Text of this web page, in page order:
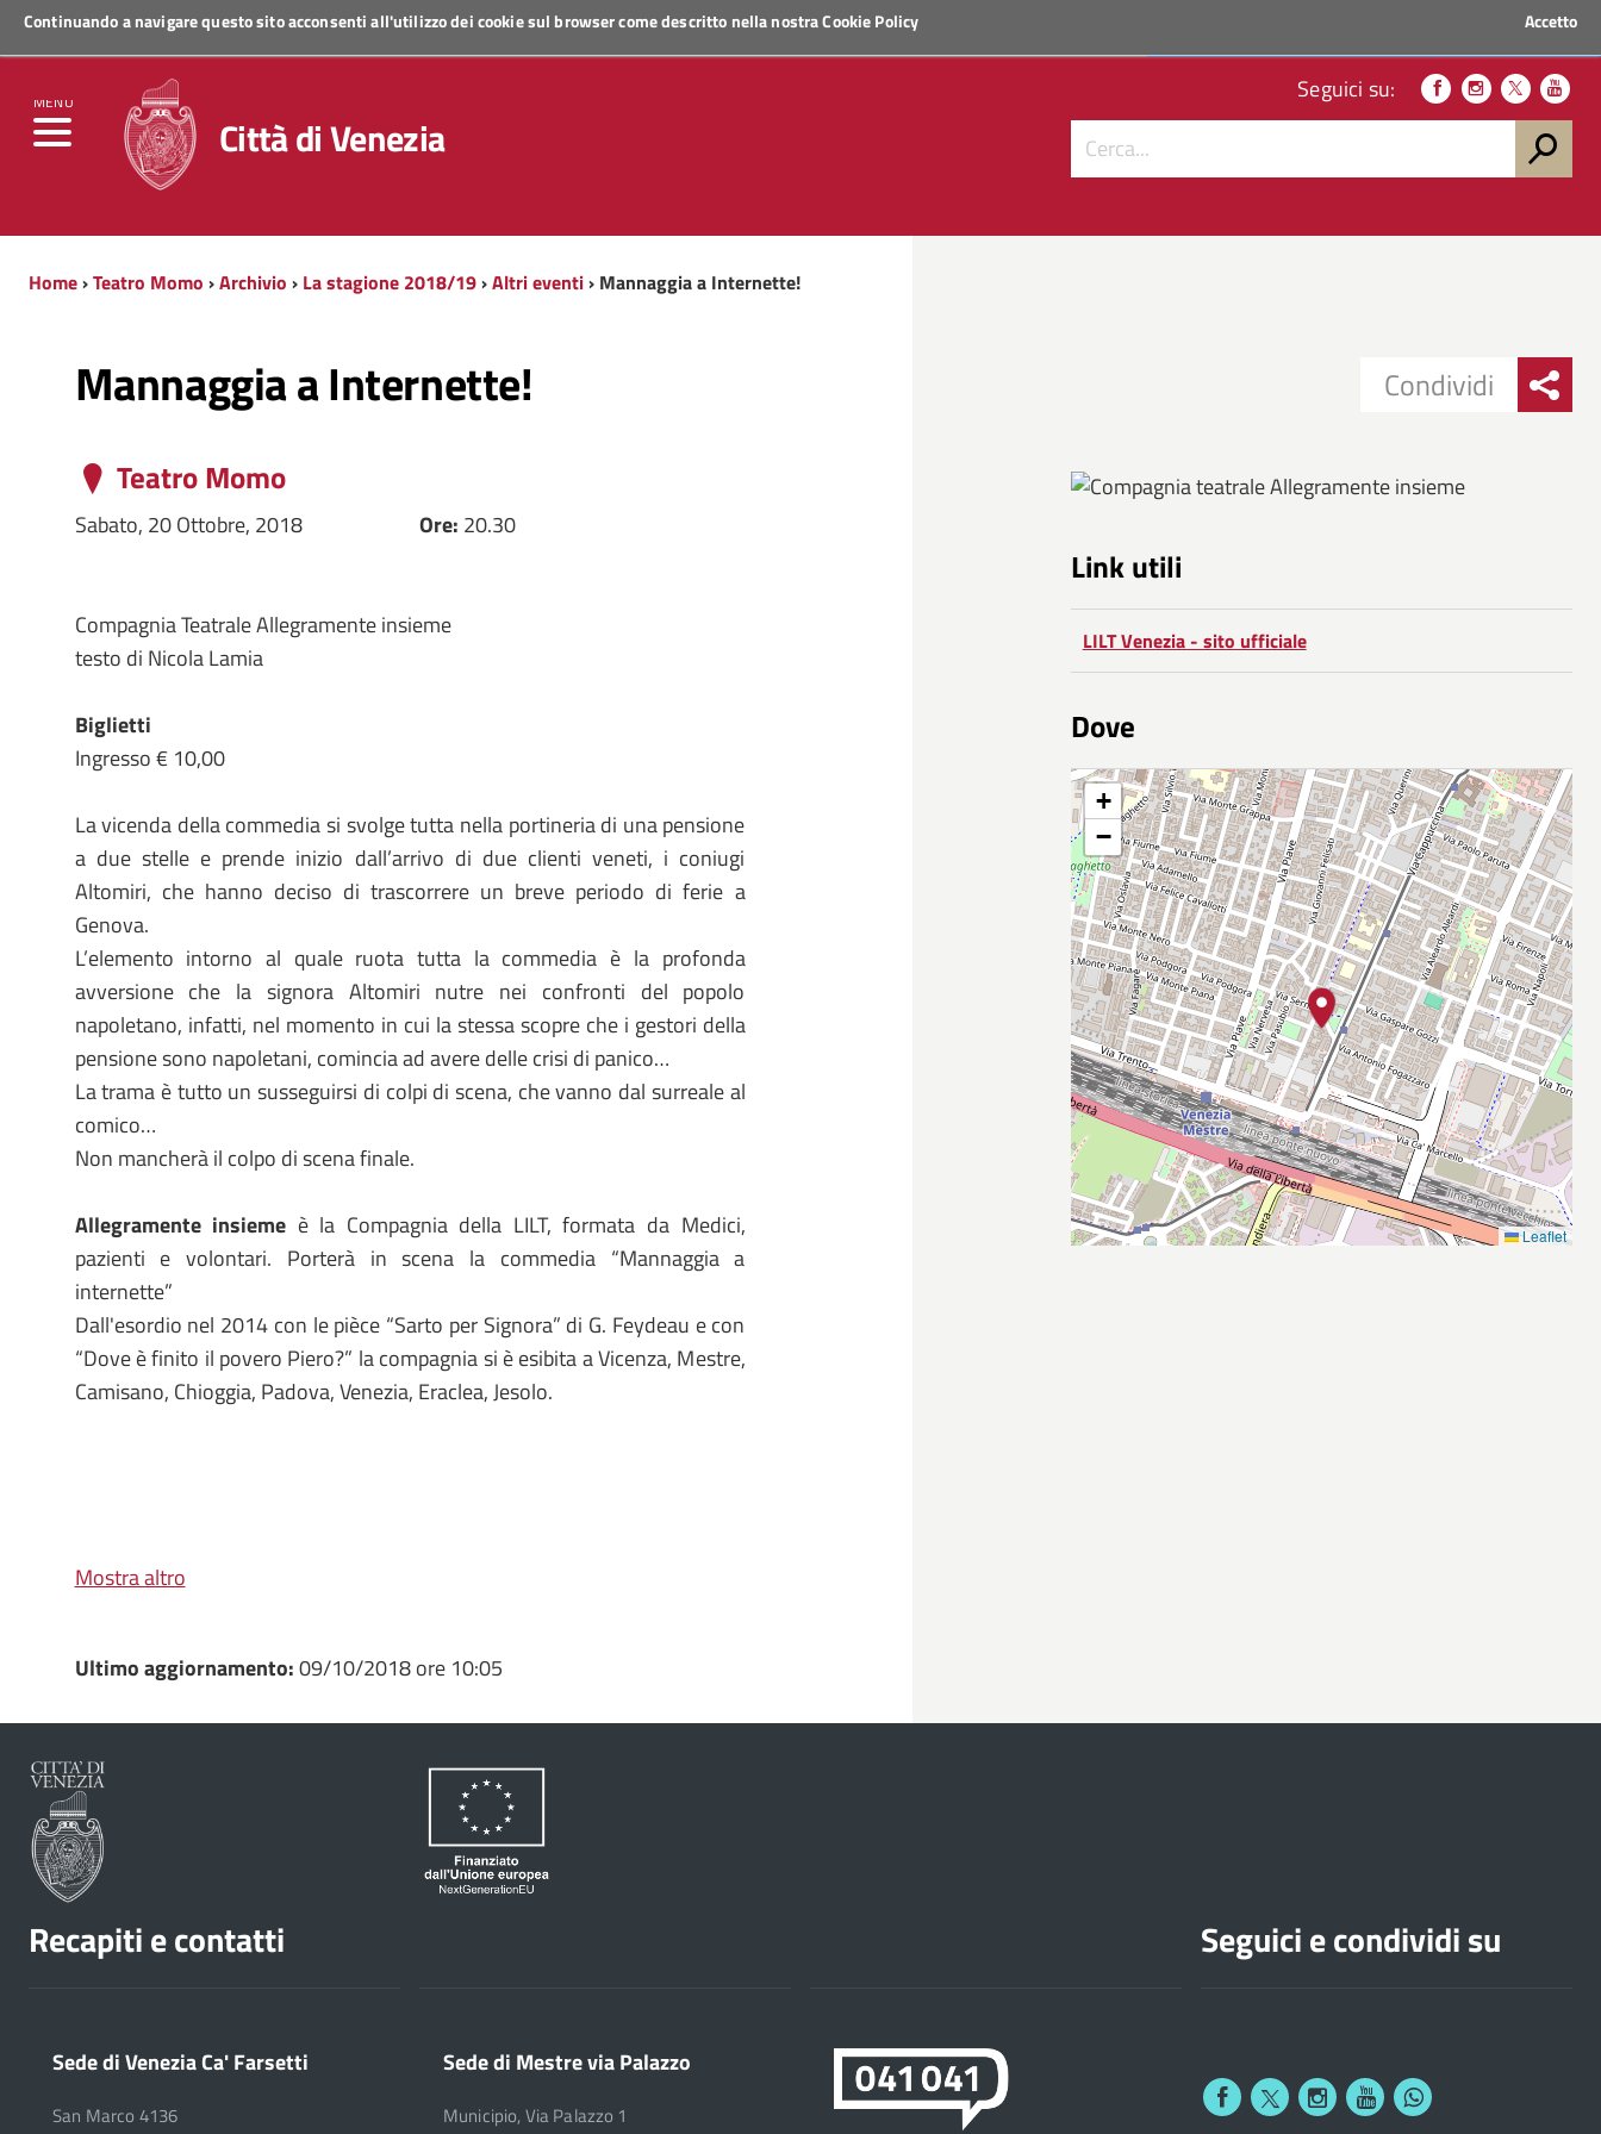
Continuando a navigare questo sito acconsenti all'utilizzo dei cookie sul browser come descritto nella nostraCookie Policy Accetto
MENU
Regione Veneto
Città di Venezia
Seguici su:
Home›Teatro Momo ›Archivio › La stagione 2018/19›Altri eventi› Mannaggia a Internette!
Mannaggia a Internette!
Teatro Momo
Sabato, 20 Ottobre, 2018 Ore: 20.30
Compagnia Teatrale Allegramente insieme
testo di Nicola Lamia
Biglietti
Ingresso € 10,00
La vicenda della commedia si svolge tutta nella portineria di una pensione
a due stelle e prende inizio dall’arrivo di due clienti veneti, i coniugi
Altomiri, che hanno deciso di trascorrere un breve periodo di ferie a
Genova.
L’elemento intorno al quale ruota tutta la commedia è la profonda
avversione che la signora Altomiri nutre nei confronti del popolo
napoletano, infatti, nel momento in cui la stessa scopre che i gestori della
pensione sono napoletani, comincia ad avere delle crisi di panico…
La trama è tutto un susseguirsi di colpi di scena, che vanno dal surreale al
comico…
Non mancherà il colpo di scena finale.
Allegramente insieme è la Compagnia della LILT, formata da Medici,
pazienti e volontari. Porterà in scena la commedia “Mannaggia a
internette”
Dall'esordio nel 2014 con le pièce “Sarto per Signora” di G. Feydeau e con
“Dove è finito il povero Piero?” la compagnia si è esibita a Vicenza, Mestre,
Camisano, Chioggia, Padova, Venezia, Eraclea, Jesolo.
Mostra altro
Condividi
Link utili
LILT Venezia - sito ufficiale
Dove
+
−
Leaflet
Ultimo aggiornamento:09/10/2018 ore 10:05
Recapiti e contatti
Sede di Venezia Ca' Farsetti
San Marco 4136
Sede di Mestre via Palazzo
Municipio, Via Palazzo 1
Seguici e condividi su